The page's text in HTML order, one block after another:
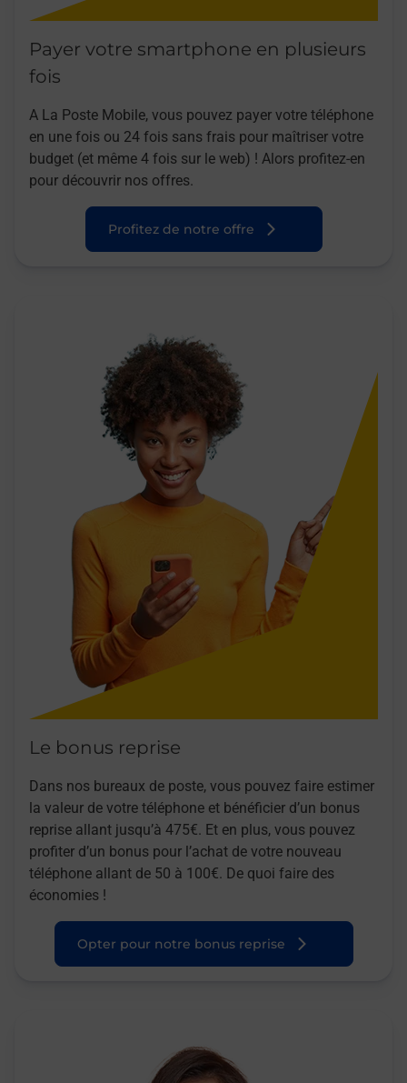
Payer votre smartphone en plusieurs
fois
A La Poste Mobile, vous pouvez payer votre téléphone
en une fois ou 24 fois sans frais pour maîtriser votre
budget (et même 4 fois sur le web) ! Alors profitez-en
pour découvrir nos offres.
Profitez de notre offre
Le bonus reprise
Dans nos bureaux de poste, vous pouvez faire estimer
la valeur de votre téléphone et bénéficier d’un bonus
reprise allant jusqu’à 475€. Et en plus, vous pouvez
profiter d’un bonus pour l’achat de votre nouveau
téléphone allant de 50 à 100€. De quoi faire des
économies !
Opter pour notre bonus reprise